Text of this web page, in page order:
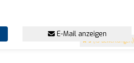
5 (13 Bewertungen)
E-Mail anzeigen